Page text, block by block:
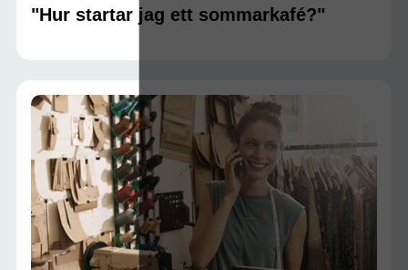
"Hur startar jag ett sommarkafé?"